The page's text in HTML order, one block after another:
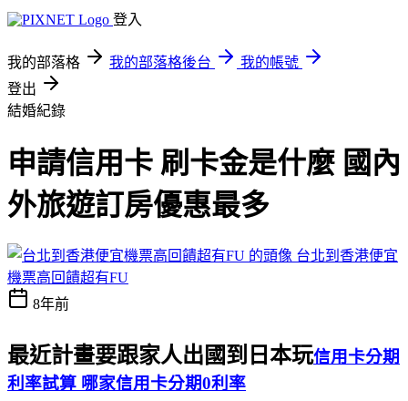
登入
我的部落格 我的部落格後台
我的帳號
登出
結婚紀錄
申請信用卡 刷卡金是什麼 國內
外旅遊訂房優惠最多
台北到香港便宜
機票高回饋超有FU
8年前
最近計畫要跟家人出國到日本玩信用卡分期
利率試算 哪家信用卡分期0利率